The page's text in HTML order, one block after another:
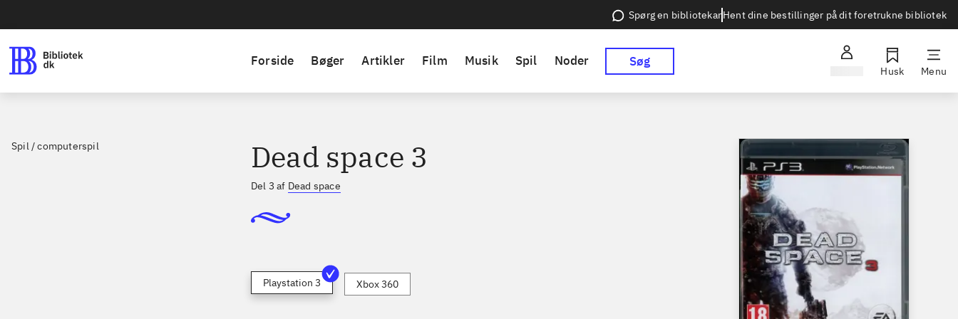
Spørg en bibliotekarHent dine bestillinger på dit foretrukne bibliotek
Forside Bøger Artikler Film Musik Spil Noder Søg
Husk Menu
Spil / computerspil Dead space 3
Del 3 af Dead space
Playstation 3 Xbox 360